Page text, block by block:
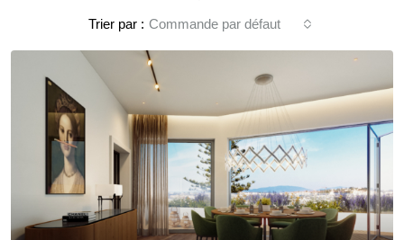
Trier par : Commande par défaut